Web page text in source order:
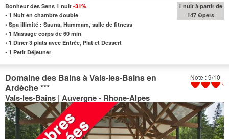
Bonheur des Sens 1 nuit -31%
• 1 Nuit en chambre double
• Spa illimité : Sauna, Hammam, salle de fitness
• 1 Massage corps de 60 min
• 1 Diner 3 plats avec Entrée, Plat et Dessert
• 1 Petit Déjeuner
1 nuit à partir de
147 €/pers
Note : 9/10
Domaine des Bains à Vals-les-Bains en
Ardèche***
Vals-les-Bains | Auvergne - Rhone-Alpes